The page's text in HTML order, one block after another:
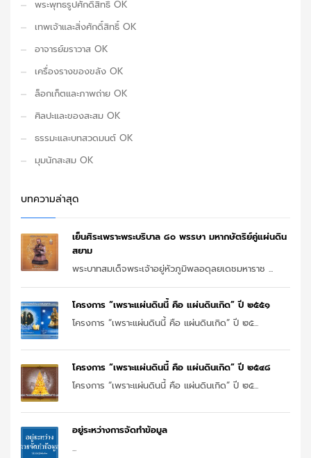
พระพุทธรูปศักดิ์สิทธิ์ OK
เทพเจ้าและสิ่งศักดิ์สิทธิ์ OK
อาจารย์ฆราวาส OK
เครื่องรางของขลัง OK
ล็อกเก็ตและภาพถ่าย OK
ศิลปะและของสะสม OK
ธรรมะและบทสวดมนต์ OK
มุมนักสะสม OK
บทความล่าสุด
เย็นศิระเพราะพระบริบาล ๘๐ พรรษา มหากษัตริย์คู่แผ่นดิน
สยาม
พระบาทสมเด็จพระเจ้าอยู่หัวภูมิพลอดุลยเดชมหาราช ...
โครงการ “เพราะแผ่นดินนี้ คือ แผ่นดินเกิด” ปี ๒๕๕๑
โครงการ “เพราะแผ่นดินนี้ คือ แผ่นดินเกิด” ปี ๒๕...
โครงการ “เพราะแผ่นดินนี้ คือ แผ่นดินเกิด” ปี ๒๕๔๘
โครงการ “เพราะแผ่นดินนี้ คือ แผ่นดินเกิด” ปี ๒๕...
อยู่ระหว่างการจัดทำข้อมูล
...